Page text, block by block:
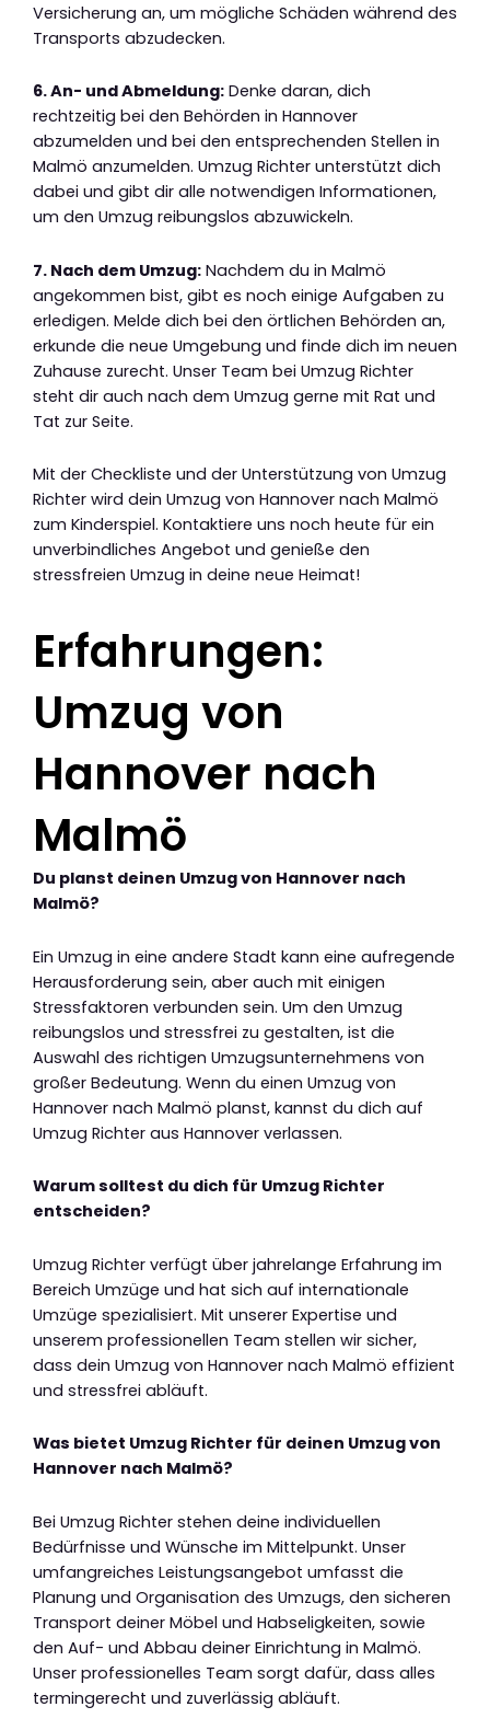
Versicherung an, um mögliche Schäden während des
Transports abzudecken.
6. An- und Abmeldung: Denke daran, dich
rechtzeitig bei den Behörden in Hannover
abzumelden und bei den entsprechenden Stellen in
Malmö anzumelden. Umzug Richter unterstützt dich
dabei und gibt dir alle notwendigen Informationen,
um den Umzug reibungslos abzuwickeln.
7. Nach dem Umzug: Nachdem du in Malmö
angekommen bist, gibt es noch einige Aufgaben zu
erledigen. Melde dich bei den örtlichen Behörden an,
erkunde die neue Umgebung und finde dich im neuen
Zuhause zurecht. Unser Team bei Umzug Richter
steht dir auch nach dem Umzug gerne mit Rat und
Tat zur Seite.
Mit der Checkliste und der Unterstützung von Umzug
Richter wird dein Umzug von Hannover nach Malmö
zum Kinderspiel. Kontaktiere uns noch heute für ein
unverbindliches Angebot und genieße den
stressfreien Umzug in deine neue Heimat!
Erfahrungen:
Umzug von
Hannover nach
Malmö
Du planst deinen Umzug von Hannover nach
Malmö?
Ein Umzug in eine andere Stadt kann eine aufregende
Herausforderung sein, aber auch mit einigen
Stressfaktoren verbunden sein. Um den Umzug
reibungslos und stressfrei zu gestalten, ist die
Auswahl des richtigen Umzugsunternehmens von
großer Bedeutung. Wenn du einen Umzug von
Hannover nach Malmö planst, kannst du dich auf
Umzug Richter aus Hannover verlassen.
Warum solltest du dich für Umzug Richter
entscheiden?
Umzug Richter verfügt über jahrelange Erfahrung im
Bereich Umzüge und hat sich auf internationale
Umzüge spezialisiert. Mit unserer Expertise und
unserem professionellen Team stellen wir sicher,
dass dein Umzug von Hannover nach Malmö effizient
und stressfrei abläuft.
Was bietet Umzug Richter für deinen Umzug von
Hannover nach Malmö?
Bei Umzug Richter stehen deine individuellen
Bedürfnisse und Wünsche im Mittelpunkt. Unser
umfangreiches Leistungsangebot umfasst die
Planung und Organisation des Umzugs, den sicheren
Transport deiner Möbel und Habseligkeiten, sowie
den Auf- und Abbau deiner Einrichtung in Malmö.
Unser professionelles Team sorgt dafür, dass alles
termingerecht und zuverlässig abläuft.